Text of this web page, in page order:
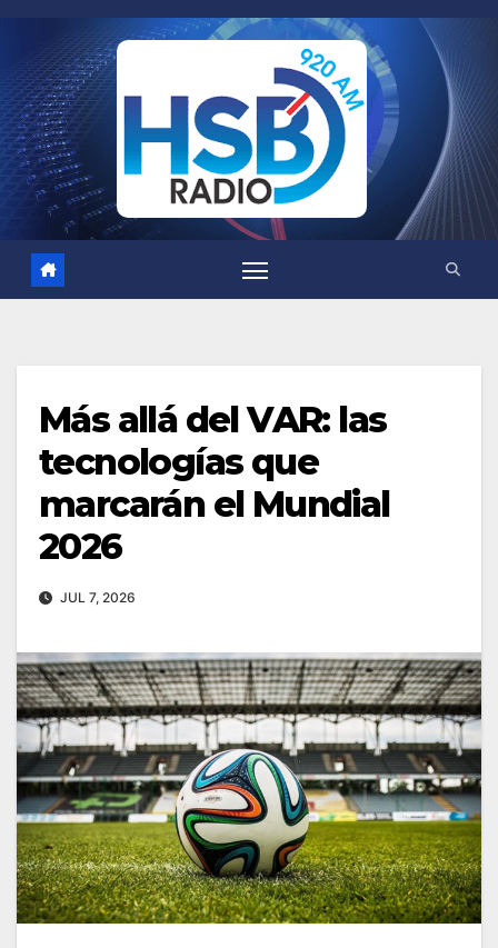
contenido
Más allá del VAR: las
tecnologías que
marcarán el Mundial
2026
JUL 7, 2026